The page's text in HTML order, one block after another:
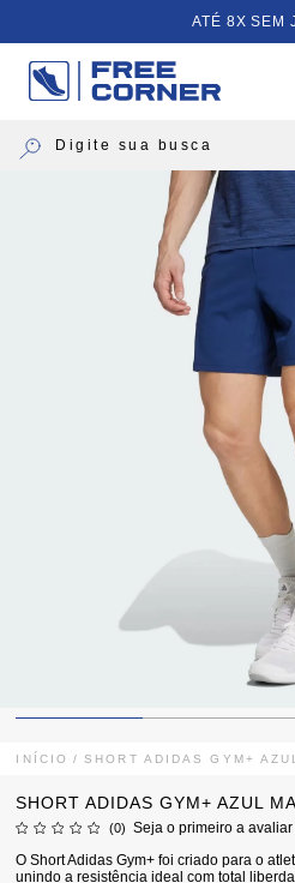
ATÉ 8X SEM
INÍCIO SHORT ADIDAS GYM+
SHORT ADIDAS GYM+ AZUL
(0)
Seja o primeiro a avaliar
O Short Adidas Gym+ foi criado para o
unindo a resistência ideal com total